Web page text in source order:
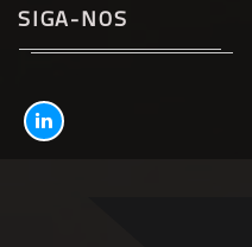
SIGA-NOS